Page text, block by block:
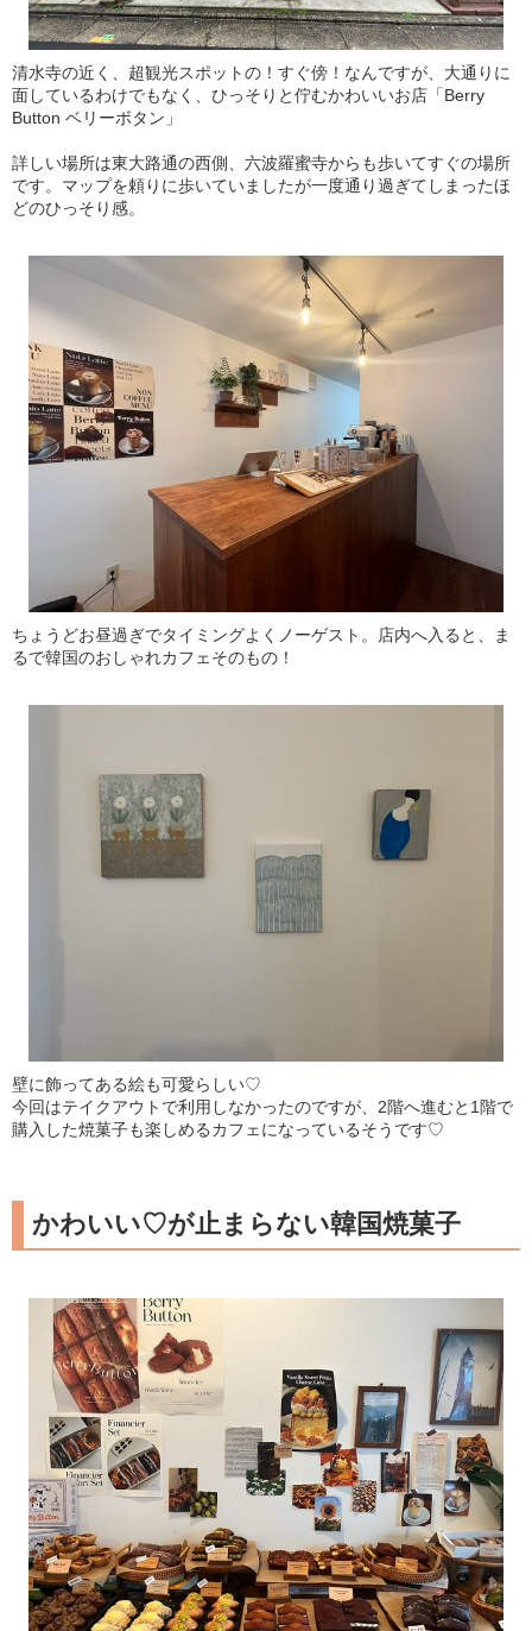
清水寺の近く、超観光スポットの！すぐ傍！なんですが、大通りに
面しているわけでもなく、ひっそりと佇むかわいいお店「Berry
Button ベリーボタン」
詳しい場所は東大路通の西側、六波羅蜜寺からも歩いてすぐの場所
です。マップを頼りに歩いていましたが一度通り過ぎてしまったほ
どのひっそり感。
ちょうどお昼過ぎでタイミングよくノーゲスト。店内へ入ると、ま
るで韓国のおしゃれカフェそのもの！
壁に飾ってある絵も可愛らしい♡
今回はテイクアウトで利用しなかったのですが、2階へ進むと1階で
購入した焼菓子も楽しめるカフェになっているそうです♡
かわいい♡が止まらない韓国焼菓子